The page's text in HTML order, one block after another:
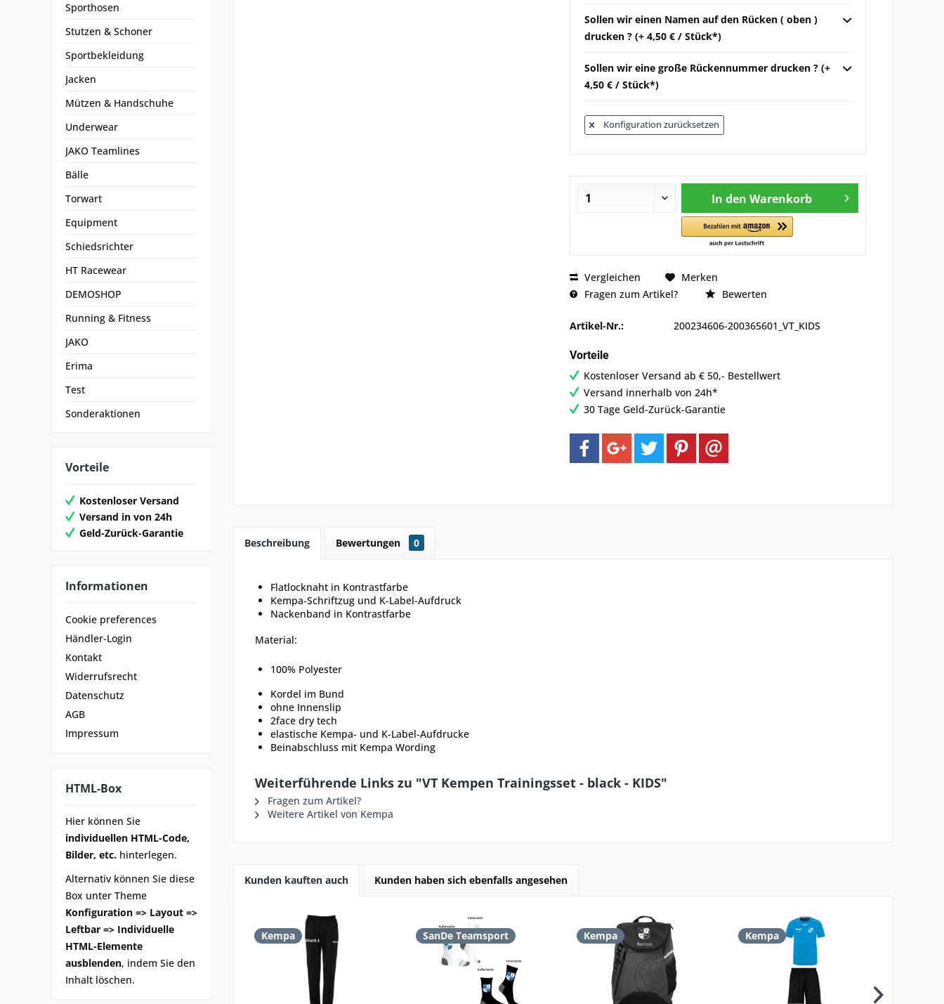
Sporthosen
Stutzen & Schoner
Sportbekleidung
Jacken
Mützen & Handschuhe
Underwear
JAKO Teamlines
Bälle
Torwart
Equipment
Schiedsrichter
HT Racewear
DEMOSHOP
Running & Fitness
JAKO
Erima
Test
Sonderaktionen
Vorteile
Kostenloser Versand
Versand in von 24h
Geld-Zurück-Garantie
Informationen
Cookie preferences
Händler-Login
Kontakt
Widerrufsrecht
Datenschutz
AGB
Impressum
HTML-Box
Hier können Sie
individuellen HTML-Code,
Bilder, etc. hinterlegen.
Alternativ können Sie diese
Box unter Theme
Konfiguration => Layout =>
Leftbar => Individuelle
HTML-Elemente
ausblenden, indem Sie den
Inhalt löschen.
Sollen wir einen Namen auf den Rücken ( oben )
drucken ? (+ 4,50 € / Stück*)
Sollen wir eine große Rückennummer drucken ? (+
4,50 € / Stück*)
Konfiguration zurücksetzen
In den Warenkorb
Vergleichen
Merken
Fragen zum Artikel?
Bewerten
Artikel-Nr.: 200234606-200365601_VT_KIDS
Vorteile
Kostenloser Versand ab € 50,- Bestellwert
Versand innerhalb von 24h*
30 Tage Geld-Zurück-Garantie
Beschreibung Bewertungen 0
Flatlocknaht in Kontrastfarbe
Kempa-Schriftzug und K-Label-Aufdruck
Nackenband in Kontrastfarbe
Material:
100% Polyester
Kordel im Bund
ohne Innenslip
2face dry tech
elastische Kempa- und K-Label-Aufdrucke
Beinabschluss mit Kempa Wording
Weiterführende Links zu "VT Kempen Trainingsset - black - KIDS"
Fragen zum Artikel?
Weitere Artikel von Kempa
Kunden kauften auch Kunden haben sich ebenfalls angesehen
Kempa SanDe Teamsport Kempa Kempa